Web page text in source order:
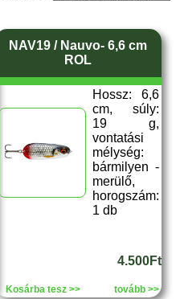
NAV19 / Nauvo- 6,6 cm
ROL
Hossz: 6,6
cm, súly:
19 g,
vontatási
mélység:
bármilyen -
merülő,
horogszám:
1 db
4.500Ft
Kosárba tesz >> tovább >>